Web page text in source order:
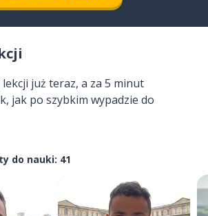
już teraz, a za 5 minut
jak po szybkim wypadzie do
do nauki: 41